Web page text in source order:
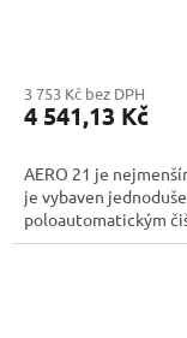
3 753 Kč bez DPH
4 541,13 Kč
AERO 21 je
je vybaven
poloautomatickým